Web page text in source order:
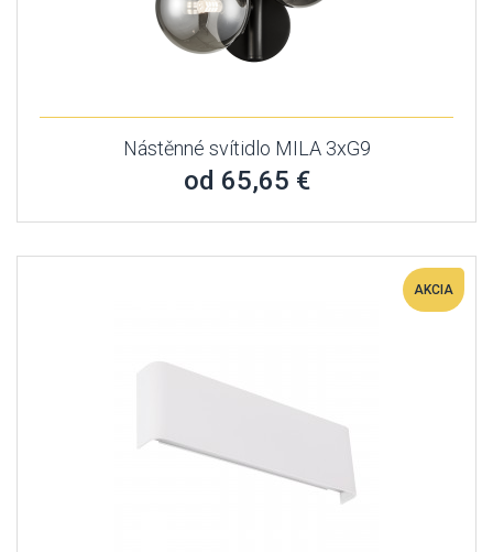
Nástěnné svítidlo MILA 3xG9
od 65,65 €
AKCIA